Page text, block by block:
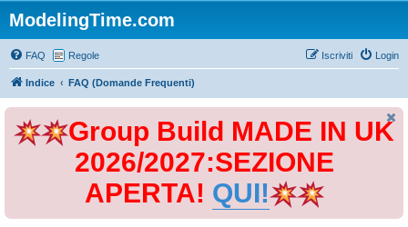
ModelingTime.com
FAQ Regole Login
Iscriviti
Indice FAQ (Domande Frequenti)
Group Build MADE IN UK
2026/2027:SEZIONE
APERTA! QUI!